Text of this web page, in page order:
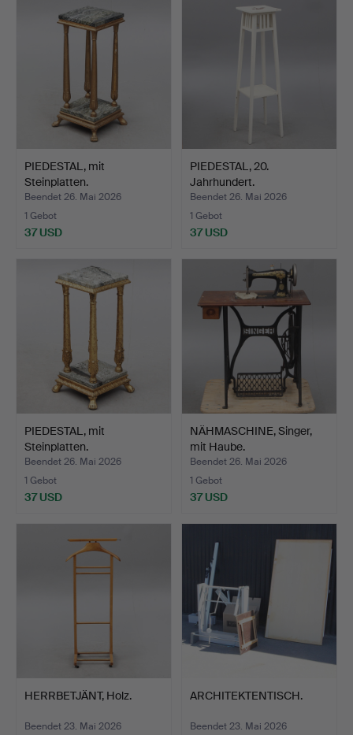
PIEDESTAL, mit
Steinplatten.
Beendet 26. Mai 2026
1 Gebot
37 USD
PIEDESTAL, 20.
Jahrhundert.
Beendet 26. Mai 2026
1 Gebot
37 USD
PIEDESTAL, mit
Steinplatten.
Beendet 26. Mai 2026
1 Gebot
37 USD
NÄHMASCHINE, Singer,
mit Haube.
Beendet 26. Mai 2026
1 Gebot
37 USD
HERRBETJÄNT, Holz.
Beendet 23. Mai 2026
ARCHITEKTENTISCH.
Beendet 23. Mai 2026